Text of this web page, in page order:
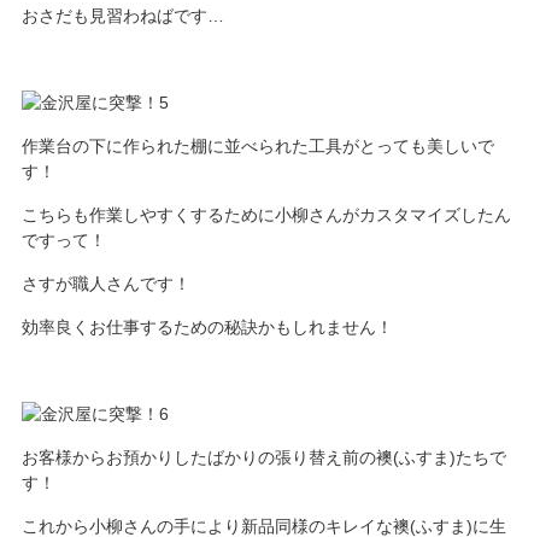
おさだも見習わねばです…
作業台の下に作られた棚に並べられた工具がとっても美しいで
す！
こちらも作業しやすくするために小柳さんがカスタマイズしたん
ですって！
さすが職人さんです！
効率良くお仕事するための秘訣かもしれません！
お客様からお預かりしたばかりの張り替え前の襖(ふすま)たちで
す！
これから小柳さんの手により新品同様のキレイな襖(ふすま)に生